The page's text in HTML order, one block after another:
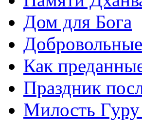
Дом для Бога
Как
Праздник
Милость Гуру